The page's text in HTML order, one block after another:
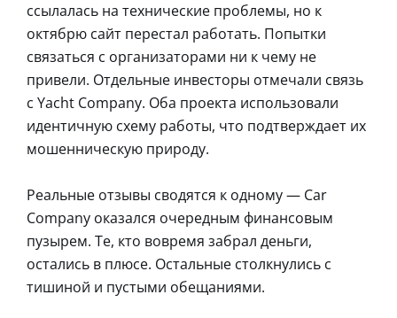
ссылалась на технические проблемы, но к
октябрю сайт перестал работать. Попытки
связаться с организаторами ни к чему не
привели. Отдельные инвесторы отмечали связь
с Yacht Company. Оба проекта использовали
идентичную схему работы, что подтверждает их
мошенническую природу.
Реальные отзывы сводятся к одному — Car
Company оказался очередным финансовым
пузырем. Те, кто вовремя забрал деньги,
остались в плюсе. Остальные столкнулись с
тишиной и пустыми обещаниями.